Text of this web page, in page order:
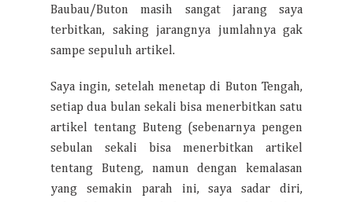
Baubau/Buton masih sangat jarang saya
terbitkan, saking jarangnya jumlahnya gak
sampe sepuluh artikel.
Saya ingin, setelah menetap di Buton Tengah,
setiap dua bulan sekali bisa menerbitkan satu
artikel tentang Buteng (sebenarnya pengen
sebulan sekali bisa menerbitkan artikel
tentang Buteng, namun dengan kemalasan
yang semakin parah ini, saya sadar diri,